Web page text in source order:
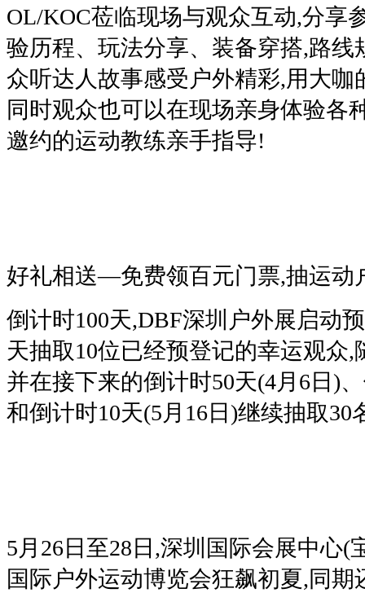
OL/KOC莅临现场与观众互动,分享
验历程、玩法分享、装备穿搭,路线
众听达人故事感受户外精彩,用大咖
同时观众也可以在现场亲身体验各
邀约的运动教练亲手指导!
好礼相送—免费领百元门票,抽运动
倒计时100天,DBF深圳户外展启动
天抽取10位已经预登记的幸运观众
并在接下来的倒计时50天(4月6日)
和倒计时10天(5月16日)继续抽取30
5月26日至28日,深圳国际会展中心(
国际户外运动博览会狂飙初夏,同